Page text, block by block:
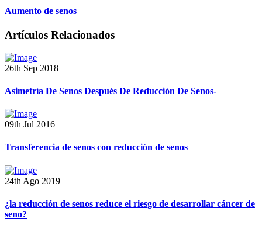
Aumento de senos
Artículos Relacionados
26th Sep 2018
Asimetría De Senos Después De Reducción De Senos-
09th Jul 2016
Transferencia de senos con reducción de senos
24th Ago 2019
¿la reducción de senos reduce el riesgo de desarrollar cáncer de
seno?